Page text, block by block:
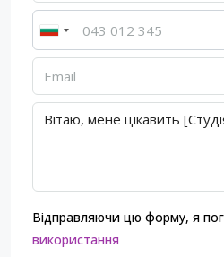
Відправляючи цю форму, я
використання